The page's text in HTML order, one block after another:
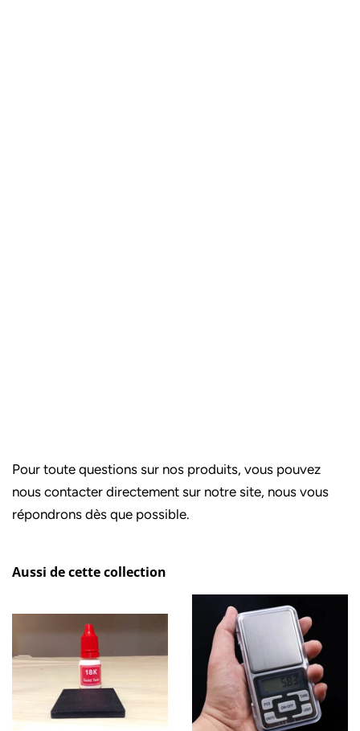
Pour toute questions sur nos produits, vous pouvez
nous contacter directement sur notre site, nous vous
répondrons dès que possible.
Aussi de cette collection